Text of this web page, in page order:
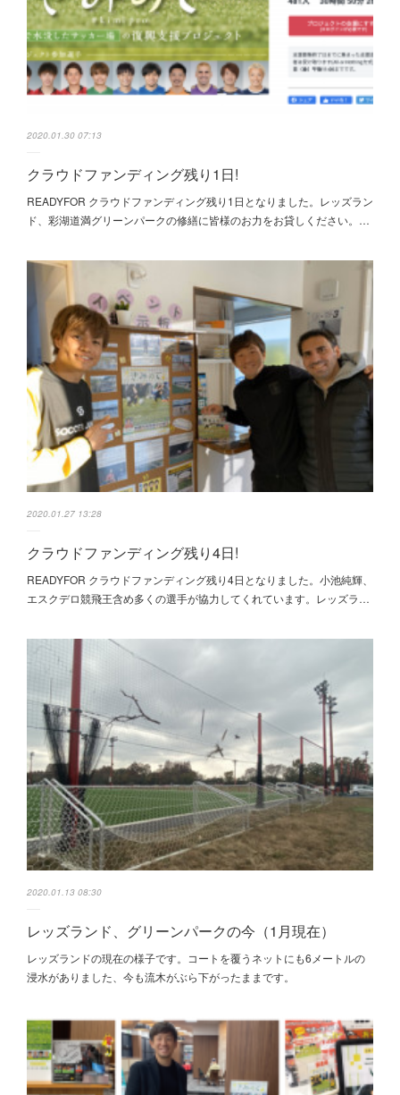
2020.01.30 07:13
クラウドファンディング残り1日!
READYFOR クラウドファンディング残り1日となりました。レッズラン
ド、彩湖道満グリーンパークの修繕に皆様のお力をお貸しください。…
2020.01.27 13:28
クラウドファンディング残り4日!
READYFOR クラウドファンディング残り4日となりました。小池純輝、
エスクデロ競飛王含め多くの選手が協力してくれています。レッズラ…
2020.01.13 08:30
レッズランド、グリーンパークの今（1月現在）
レッズランドの現在の様子です。コートを覆うネットにも6メートルの
浸水がありました、今も流木がぶら下がったままです。